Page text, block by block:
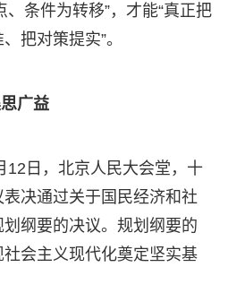
、条件为转移”，才能“真正把
把对策提实”。
广益
12日，北京人民大会堂，十
决通过关于国民经济和社
纲要的决议。规划纲要的
会主义现代化奠定坚实基